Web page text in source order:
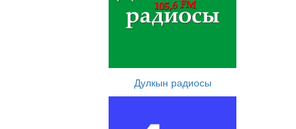
Дулкын радиосы